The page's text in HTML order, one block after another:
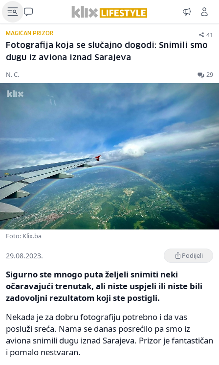
MAGIČAN PRIZOR 41
Fotografija koja se slučajno dogodi: Snimili smo
dugu iz aviona iznad Sarajeva
N. C. 29
Foto: Klix.ba
29.08.2023. Podijeli
Sigurno ste mnogo puta željeli snimiti neki
očaravajući trenutak, ali niste uspjeli ili niste bili
zadovoljni rezultatom koji ste postigli.
Nekada je za dobru fotografiju potrebno i da vas
posluži sreća. Nama se danas posrećilo pa smo iz
aviona snimili dugu iznad Sarajeva. Prizor je fantastičan
i pomalo nestvaran.